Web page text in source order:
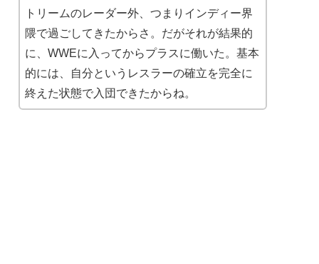
トリームのレーダー外、つまりインディー界
隈で過ごしてきたからさ。だがそれが結果的
に、WWEに入ってからプラスに働いた。基本
的には、自分というレスラーの確立を完全に
終えた状態で入団できたからね。